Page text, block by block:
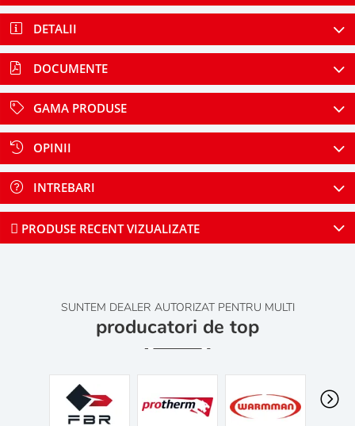
DETALII
DOCUMENTE
GAMA PRODUSE
OPINII
INTREBARI
PRODUSE RECENT VIZUALIZATE
SUNTEM DEALER AUTORIZAT PENTRU MULTI
producatori de top